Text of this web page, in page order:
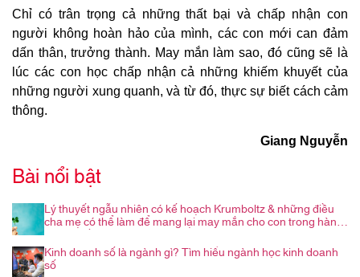
Chỉ có trân trọng cả những thất bại và chấp nhận con
người không hoàn hảo của mình, các con mới can đảm
dấn thân, trưởng thành. May mắn làm sao, đó cũng sẽ là
lúc các con học chấp nhận cả những khiếm khuyết của
những người xung quanh, và từ đó, thực sự biết cách cảm
thông.
Giang Nguyễn
Bài nổi bật
Lý thuyết ngẫu nhiên có kế hoạch Krumboltz & những điều
cha mẹ có thể làm để mang lại may mắn cho con trong hành
trình nghề nghiệp
Kinh doanh số là ngành gì? Tìm hiểu ngành học kinh doanh
số